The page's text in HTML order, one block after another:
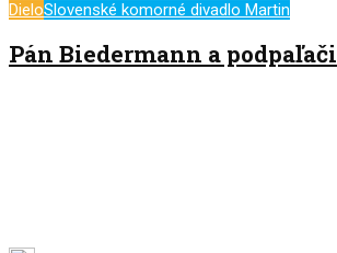
DieloSlovenské komorné divadlo Martin
Pán Biedermann a podpaľači